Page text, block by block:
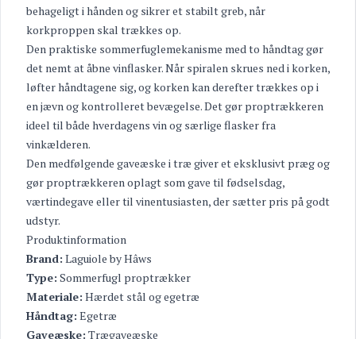
behageligt i hånden og sikrer et stabilt greb, når
korkproppen skal trækkes op.
Den praktiske sommerfuglemekanisme med to håndtag gør
det nemt at åbne vinflasker. Når spiralen skrues ned i korken,
løfter håndtagene sig, og korken kan derefter trækkes op i
en jævn og kontrolleret bevægelse. Det gør proptrækkeren
ideel til både hverdagens vin og særlige flasker fra
vinkælderen.
Den medfølgende gaveæske i træ giver et eksklusivt præg og
gør proptrækkeren oplagt som gave til fødselsdag,
værtindegave eller til vinentusiasten, der sætter pris på godt
udstyr.
Produktinformation
Brand: Laguiole by Hâws
Type: Sommerfugl proptrækker
Materiale: Hærdet stål og egetræ
Håndtag: Egetræ
Gaveæske: Trægaveæske